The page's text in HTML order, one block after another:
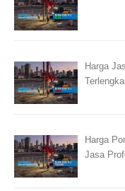
Harga
Harga
Jasa